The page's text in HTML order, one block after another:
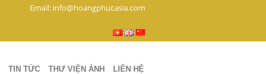
Email: info@hoangphucasia.com
TIN TỨC THƯ VIỆN ẢNH LIÊN HỆ